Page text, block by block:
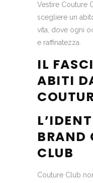
Vestire Couture
scegliere un
vita, dove ogni
e raffinatezza.
IL
ABITI
BRAND
CLUB
Couture Club